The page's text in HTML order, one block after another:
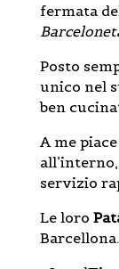
fermata
Posto
unico nel
ben
A me
servizio
Le loro